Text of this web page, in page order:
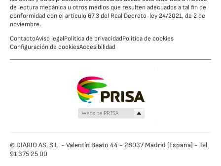
de lectura mecánica u otros medios que resulten adecuados a tal fin de
conformidad con el artículo 67.3 del Real Decreto-ley 24/2021, de 2 de
noviembre.
ContactoAviso legalPolítica de privacidadPolítica de cookies
Configuración de cookiesAccesibilidad
© DIARIO AS, S.L. - Valentín Beato 44 - 28037 Madrid [España] - Tel.
91 375 25 00